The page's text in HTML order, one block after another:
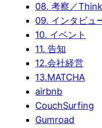
08. 考察／Think
09. インタビュ
10. イベント
11. 告知
12.会社経営
13.MATCHA
airbnb
CouchSurfing
Gumroad